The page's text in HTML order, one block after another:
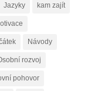
Jazyky kam zajít
Návody
rozvoj
pohovor